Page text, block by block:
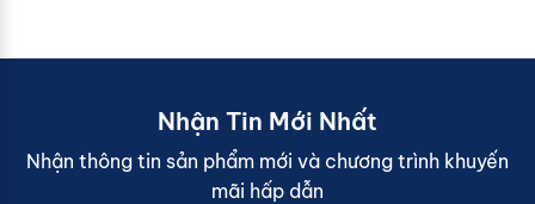
Nhận Tin Mới Nhất
Nhận thông tin sản phẩm mới và chương trình khuyến
mãi hấp dẫn